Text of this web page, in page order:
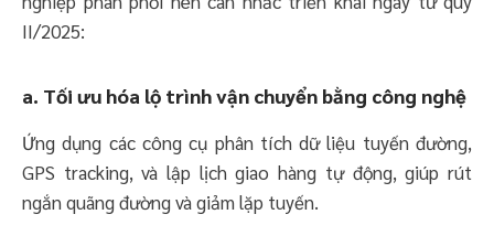
II/2025:
a. Tối ưu hóa lộ trình vận chuyển bằng công nghệ
Ứng dụng các công cụ phân tích dữ liệu tuyến đường,
GPS tracking, và lập lịch giao hàng tự động, giúp rút
ngắn quãng đường và giảm lặp tuyến.